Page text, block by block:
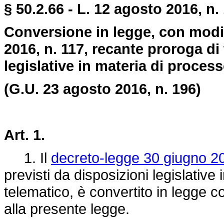
§ 50.2.66 - L. 12 agosto 2016, n.
Conversione in legge, con
2016, n. 117, recante proroga
legislative in materia di
(G.U. 23 agosto 2016, n. 196)
Art. 1.
1. Il decreto-legge 30 giugno
previsti da disposizioni
telematico, è convertito in legge
alla presente legge.